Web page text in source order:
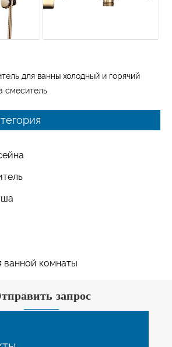
для ванны холодный и горячий
смеситель
ванной комнаты
запрос